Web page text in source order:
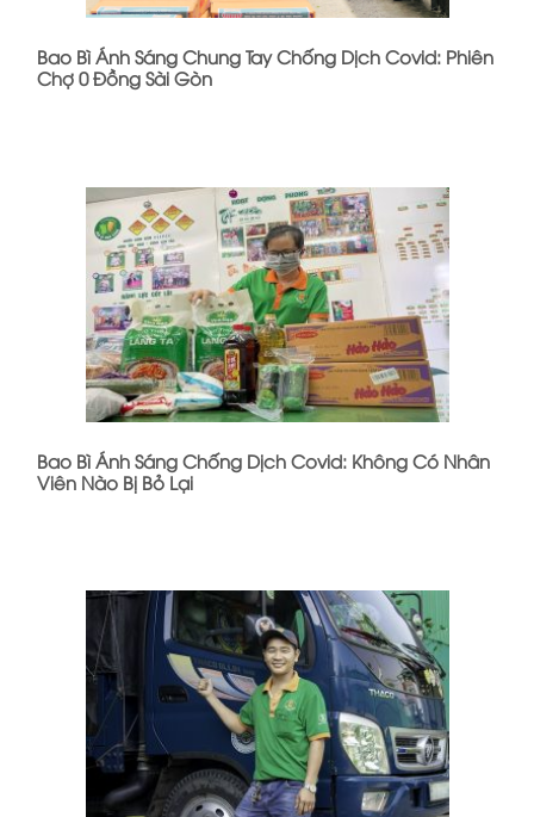
Bao Bì Ánh Sáng Chung Tay Chống Dịch Covid: Phiên
Chợ 0 Đồng Sài Gòn
Bao Bì Ánh Sáng Chống Dịch Covid: Không Có Nhân
Viên Nào Bị Bỏ Lại